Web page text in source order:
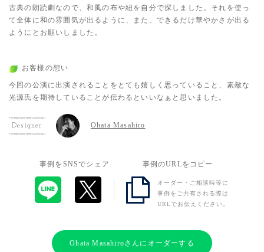
古典の朗読劇なので、和風の布や紐を自分で探しました。それを使っ
て全体に和の雰囲気が出るように、また、できるだけ華やかさが出る
ようにとお願いしました。
お客様の想い
今回の公演に出演されることをとても嬉しく思っていること、素敵な
光源氏を期待していることが伝わるといいなぁと思いました。
Designer Ohata Masahiro
事例をSNSでシェア 事例のURLをコピー
オーダー・ご相談時等に
事例をご共有される際は
URLでお伝えください。
Ohata Masahiroさんにオーダーする